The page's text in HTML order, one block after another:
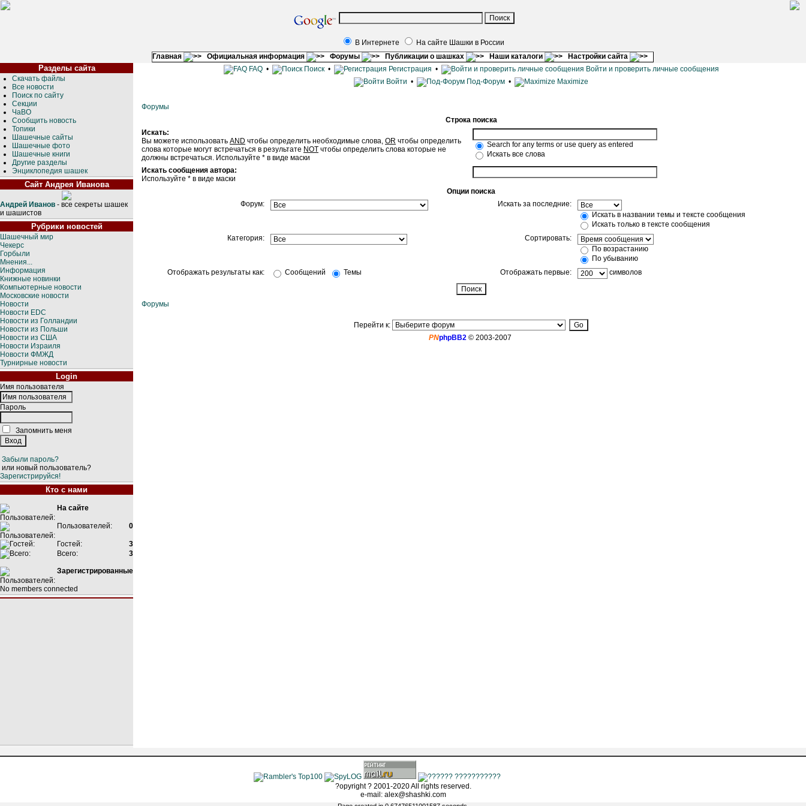
В Интернете
На сайте Шашки в России
Главная
Официальная информация Форумы Публикации о шашках Наши каталоги Настройки сайта
Разделы сайта
Скачать файлы
Все новости
Поиск по сайту
Секции
ЧаВО
Сообщить новость
Топики
Шашечные сайты
Шашечные фото
Шашечные книги
Другие разделы
Энциклопедия шашек
Сайт Андрея Иванова
Андрей Иванов - все секреты шашек
и шашистов
Рубрики новостей
Шашечный мир
Чекерс
Горбыли
Мнения...
Информация
Книжные новинки
Компьютерные новости
Московские новости
Новости
Новости EDC
Новости из Голландии
Новости из Польши
Новости из США
Новости Израиля
Новости ФМЖД
Турнирные новости
Login
Имя пользователя
Пароль
Запомнить меня
Забыли пароль?
или новый пользователь?
Зарегистрируйся!
Кто с нами
На сайте
Пользователей: 0
Гостей:
3
Всего:
3
Зарегистрированные
No members connected
FAQ• Поиск• Регистрация •
Войти и проверить личные сообщения
Войти • Под-Форум • Maximize
Форумы
Строка поиска
Искать:
Вы можете использовать AND чтобы определить необходимые слова, OR чтобы определить
слова которые могут встречаться в результате NOT чтобы определить слова которые не
должны встречаться. Используйте * в виде маски
Search for any terms or use query as entered
Искать все слова
Искать сообщения автора:
Используйте * в виде маски
Опции поиска
Форум:
Искать за последние:
Искать в названии темы и тексте сообщения
Искать только в тексте сообщения
Категория:
Сортировать:
По возрастанию
По убыванию
Отображать результаты как:
Сообщений Темы Отображать первые: символов
Форумы
Перейти к:
PNphpBB2 © 2003-2007
?opyright ? 2001-2020 All rights reserved.
e-mail: alex@shashki.com